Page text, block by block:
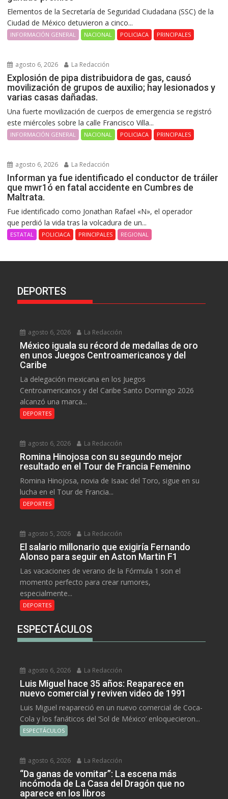
Elementos de la Secretaría de Seguridad Ciudadana (SSC) de la
Ciudad de México detuvieron a cinco...
INFORMACIÓN GENERAL NACIONAL POLICIACA PRINCIPALES
agosto 6, 2026 La Redacción
Explosión de pipa distribuidora de gas, causó
movilización de grupos de auxilio; hay lesionados y
varias casas dañadas.
Una fuerte movilización de cuerpos de emergencia se registró
este miércoles sobre la calle Francisco Villa...
INFORMACIÓN GENERAL NACIONAL POLICIACA PRINCIPALES
agosto 6, 2026 La Redacción
Informan ya fue identificado el conductor de tráiler
que mwr1ó en fatal accidente en Cumbres de
Maltrata.
Fue identificado como Jonathan Rafael «N», el operador
que perdió la vida tras la volcadura de un...
ESTATAL POLICIACA PRINCIPALES REGIONAL
DEPORTES
agosto 6, 2026 La Redacción
México iguala su récord de medallas de oro
en unos Juegos Centroamericanos y del
Caribe
La delegación mexicana en los Juegos
Centroamericanos y del Caribe Santo Domingo 2026
alcanzó una marca...
DEPORTES
agosto 6, 2026 La Redacción
Romina Hinojosa con su segundo mejor
resultado en el Tour de Francia Femenino
Romina Hinojosa, novia de Isaac del Toro, sigue en su
lucha en el Tour de Francia...
DEPORTES
agosto 5, 2026 La Redacción
El salario millonario que exigiría Fernando
Alonso para seguir en Aston Martin F1
Las vacaciones de verano de la Fórmula 1 son el
momento perfecto para crear rumores,
especialmente...
DEPORTES
ESPECTÁCULOS
agosto 6, 2026 La Redacción
Luis Miguel hace 35 años: Reaparece en
nuevo comercial y reviven video de 1991
Luis Miguel reapareció en un nuevo comercial de Coca-
Cola y los fanáticos del ‘Sol de México’ enloquecieron...
ESPECTÁCULOS
agosto 6, 2026 La Redacción
“Da ganas de vomitar”: La escena más
incómoda de La Casa del Dragón que no
aparece en los libros